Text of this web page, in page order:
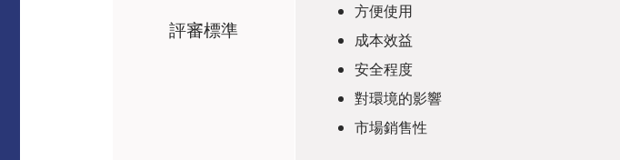
評審標準
方便使用
成本效益
安全程度
對環境的影響
市場銷售性